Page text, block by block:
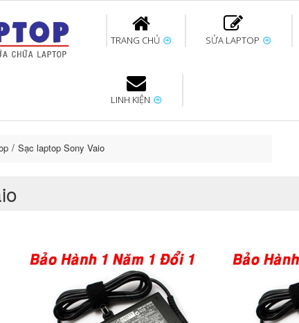
TRANG CHỦ SỬA LAPTOP
Thay bàn phím Thay màn hình
Sửa Macbook uy tín Thay pin Macbook
Thay pin Surface Sửa
LINH KIỆN
Sạc laptop Sony Vaio